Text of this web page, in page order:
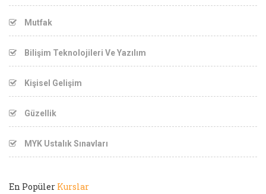
Mutfak
Bilişim Teknolojileri Ve Yazılım
Kişisel Gelişim
Güzellik
MYK Ustalık Sınavları
En Popüler Kurslar